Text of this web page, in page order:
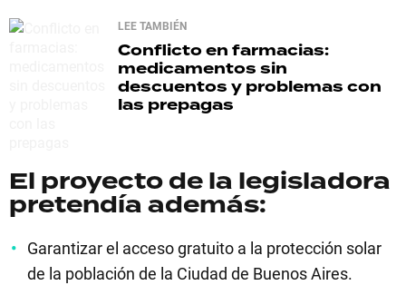
LEE TAMBIÉN
Conflicto en farmacias:
medicamentos sin
descuentos y problemas con
las prepagas
El proyecto de la legisladora
pretendía además:
Garantizar el acceso gratuito a la protección solar
de la población de la Ciudad de Buenos Aires.